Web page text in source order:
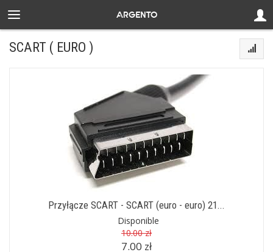
SCART ( EURO )
Przyłącze SCART - SCART (euro - euro) 21...
Disponible
10.00 zł
7.00 zł